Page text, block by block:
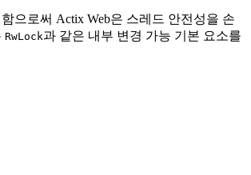
으로써 Actix Web은 스레드 안전성을 손
RwLock과 같은 내부 변경 가능 기본 요소를